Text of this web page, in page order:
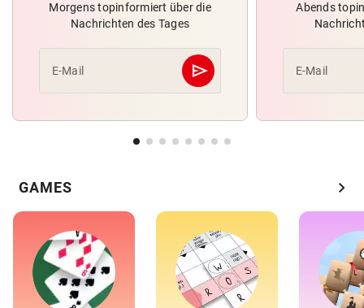
Morgens topinformiert über die
Nachrichten des Tages
E-Mail send
Abschicken
Abends
E-Mail
GAMES chevron_right